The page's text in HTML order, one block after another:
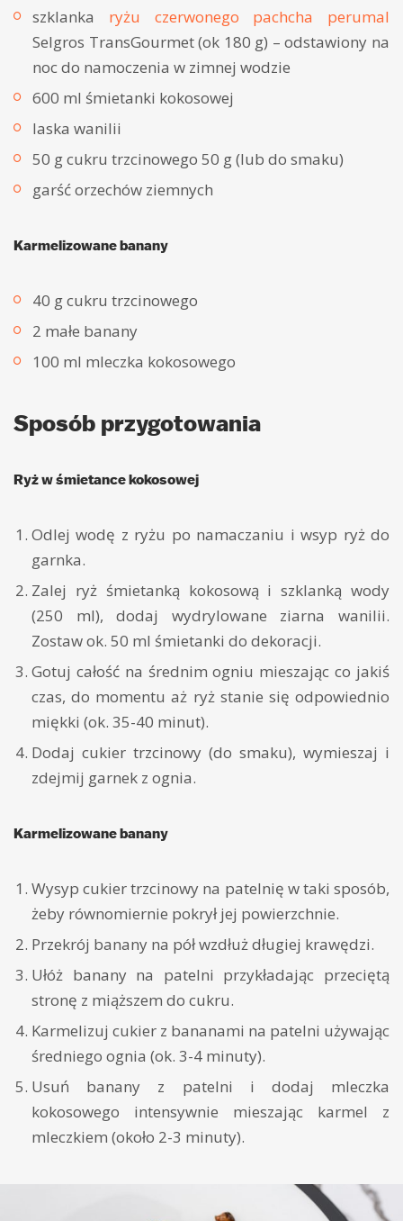
szklanka ryżu czerwonego pachcha perumal
Selgros TransGourmet (ok 180 g) – odstawiony na
noc do namoczenia w zimnej wodzie
600 ml śmietanki kokosowej
laska wanilii
50 g cukru trzcinowego 50 g (lub do smaku)
garść orzechów ziemnych
Karmelizowane banany
40 g cukru trzcinowego
2 małe banany
100 ml mleczka kokosowego
Sposób przygotowania
Ryż w śmietance kokosowej
Odlej wodę z ryżu po namaczaniu i wsyp ryż do
garnka.
Zalej ryż śmietanką kokosową i szklanką wody
(250 ml), dodaj wydrylowane ziarna wanilii.
Zostaw ok. 50 ml śmietanki do dekoracji.
Gotuj całość na średnim ogniu mieszając co jakiś
czas, do momentu aż ryż stanie się odpowiednio
miękki (ok. 35-40 minut).
Dodaj cukier trzcinowy (do smaku), wymieszaj i
zdejmij garnek z ognia.
Karmelizowane banany
Wysyp cukier trzcinowy na patelnię w taki sposób,
żeby równomiernie pokrył jej powierzchnie.
Przekrój banany na pół wzdłuż długiej krawędzi.
Ułóż banany na patelni przykładając przeciętą
stronę z miąższem do cukru.
Karmelizuj cukier z bananami na patelni używając
średniego ognia (ok. 3-4 minuty).
Usuń banany z patelni i dodaj mleczka
kokosowego intensywnie mieszając karmel z
mleczkiem (około 2-3 minuty).